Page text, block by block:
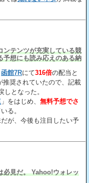
ンテンツが充実している競
予想にも読み応えのある納
函館7Rにて316倍の配当と
推奨されていたので、記載
しとなった。
」をはじめ、 無料予想でさ
る。
が、今後も注目したい予
必見だ。 Yahoo!ウォレッ